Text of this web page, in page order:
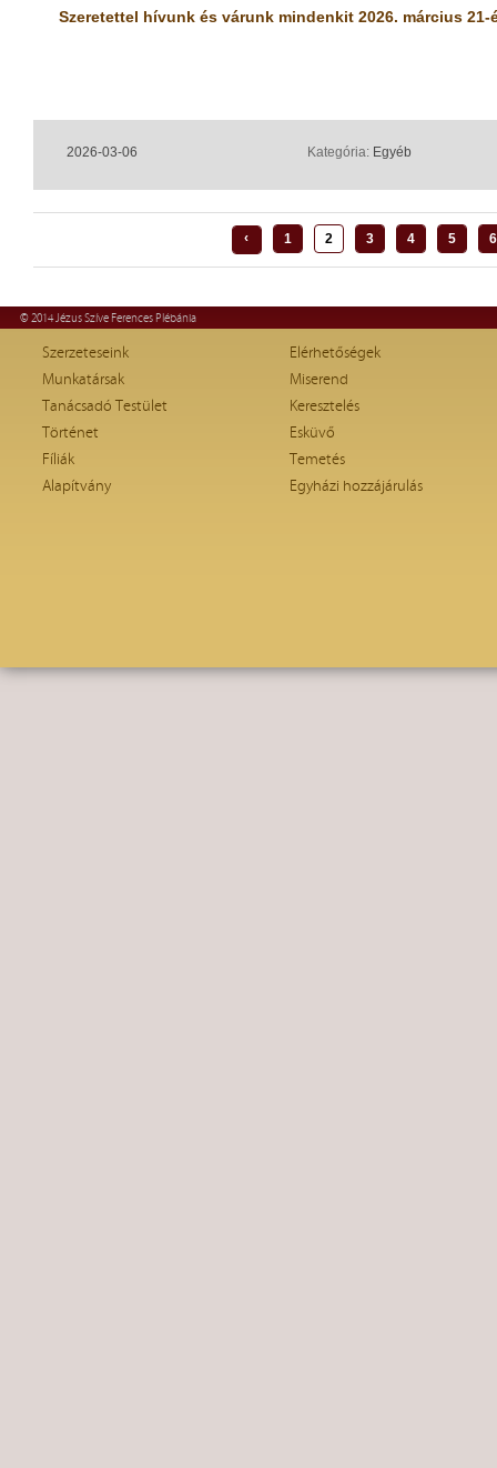
Szeretettel hívunk és várunk mindenkit 2026. március
2026-03-06 Kategória: Egyéb
‹ 1 2 3 4 5 6
© 2014 Jézus Szíve Ferences Plébánia
Szerzeteseink
Munkatársak
Tanácsadó Testület
Történet
Fíliák
Alapítvány
Elérhetőségek
Miserend
Keresztelés
Esküvő
Temetés
Egyházi hozzájárulás